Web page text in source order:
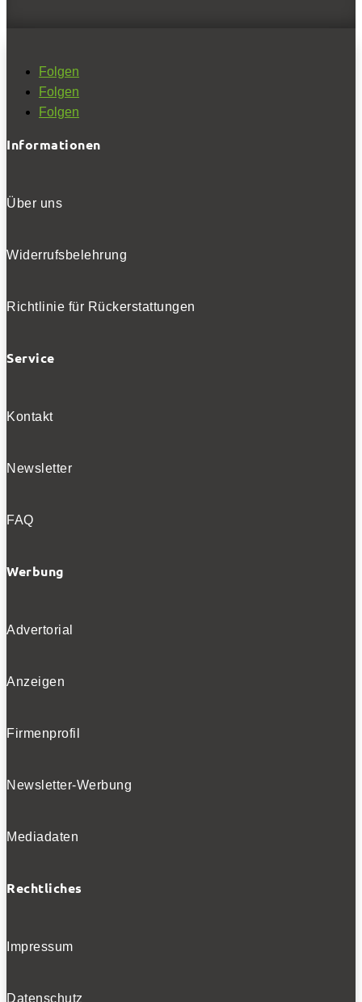
Chausson X550 Electrix: Schwestermodell von Challenger.
Erhalten Sie die neuesten News und Hinweise auf
und akzeptiert.
Folgen
BELIEBTE NEWS
Folgen
Folgen
Folgen
Informationen
Über uns
Widerrufsbelehrung
Richtlinie für Rückerstattungen
Service
Kontakt
Newsletter
FAQ
Werbung
Advertorial
Anzeigen
Firmenprofil
Newsletter-Werbung
Mediadaten
Rechtliches
Impressum
Datenschutz